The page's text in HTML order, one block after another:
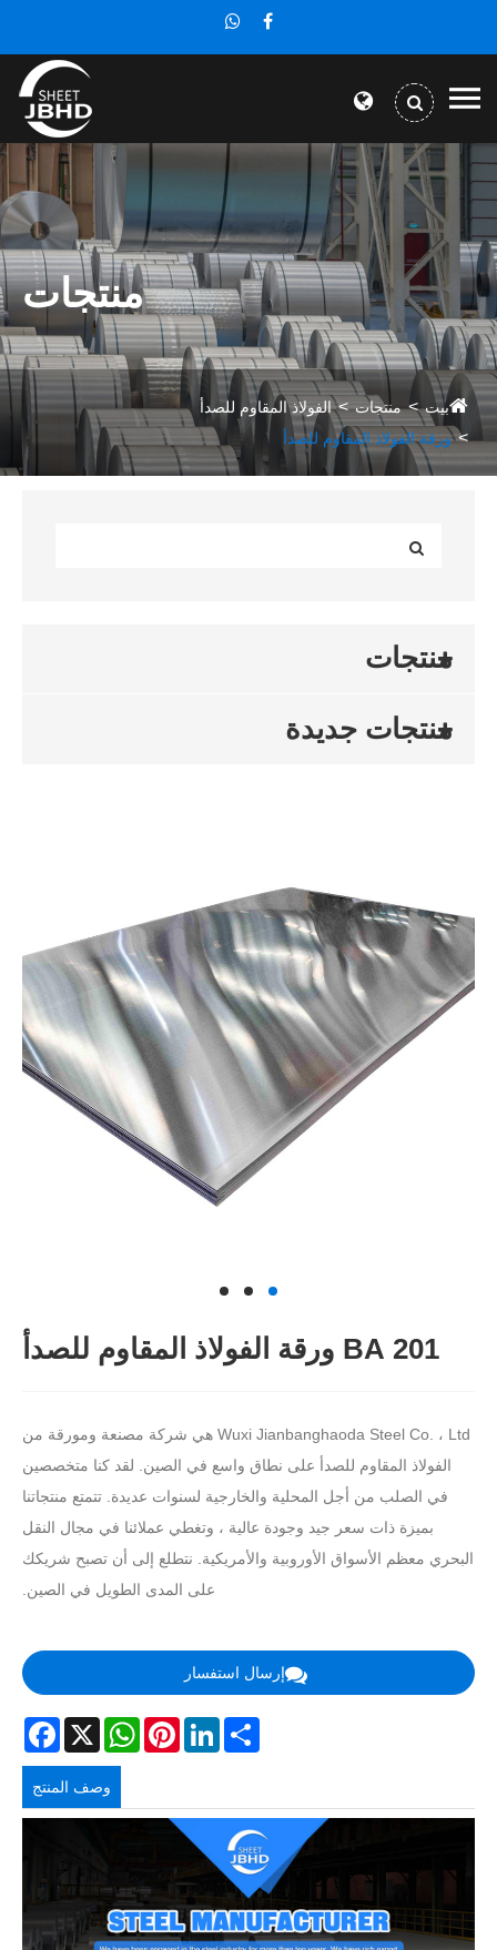
منتجات
بيت منتجات
الفولاذ المقاوم للصدأ
ورقة الفولاذ المقاوم للصدأ
منتجات
منتجات جديدة
201 BA ورقة الفولاذ المقاوم للصدأ
Wuxi Jianbanghaoda Steel Co. ، Ltd هي شركة مصنعة ومورقة من
الفولاذ المقاوم للصدأ على نطاق واسع في الصين. لقد كنا متخصصين
في الصلب من أجل المحلية والخارجية لسنوات عديدة. تتمتع منتجاتنا
بميزة ذات سعر جيد وجودة عالية ، وتغطي عملائنا في مجال النقل
البحري معظم الأسواق الأوروبية والأمريكية. نتطلع إلى أن تصبح شريكك
على المدى الطويل في الصين.
إرسال استفسار
X
WhatsAppPinterestLinkedInShare
وصف المنتج